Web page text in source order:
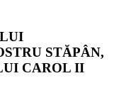
STĂPÂN,
CAROL II